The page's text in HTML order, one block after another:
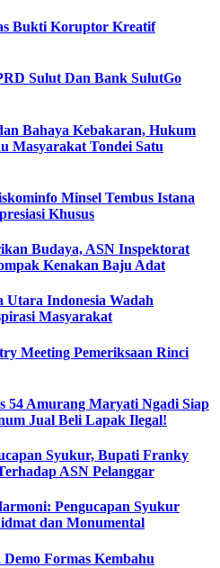
Bukti Koruptor Kreatif
Sulut Dan Bank SulutGo
Bahaya Kebakaran, Hukum
Masyarakat Tondei Satu
Minsel Tembus Istana
Khusus‎
Budaya, ASN Inspektorat
Kenakan Baju Adat
Utara Indonesia Wadah
Masyarakat
Meeting Pemeriksaan Rinci
54 Amurang Maryati Ngadi Siap
Jual Beli Lapak Ilegal!
Syukur, Bupati Franky
ASN Pelanggar‎
Pengucapan Syukur
dan Monumental
Formas Kembahu